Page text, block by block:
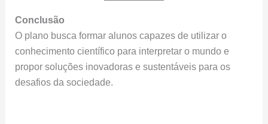
Conclusão
O plano busca formar alunos capazes de utilizar o
conhecimento científico para interpretar o mundo e
propor soluções inovadoras e sustentáveis para os
desafios da sociedade.